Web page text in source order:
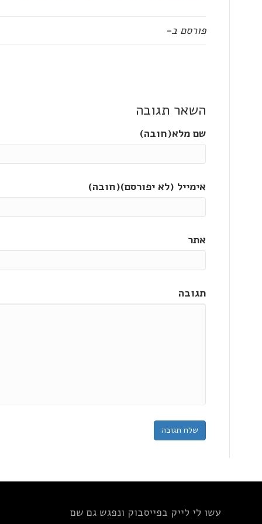
פורסם ב-
השאר תגובה
שם מלא(חובה)
אימייל (לא יפורסם)(חובה)
אתר
תגובה
עשו לי לייק בפייסבוק ונפגש גם שם